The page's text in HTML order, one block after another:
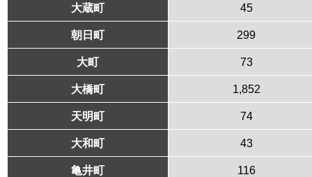
大蔵町 45
朝日町 299
大町 73
大橋町 1,852
天明町 74
大和町 43
亀井町 116